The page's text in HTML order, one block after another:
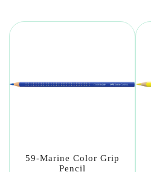
59-Marine Color Grip
Pencil